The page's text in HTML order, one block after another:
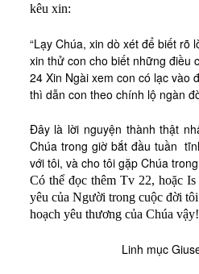
kêu xin:
“Lạy Chúa, xin dò xét để biết rõ
xin thử con cho biết những điều
24 Xin Ngài xem con có lạc vào
thì dẫn con theo chính lộ ngàn
Đây là lời nguyện thành thật
Chúa trong giờ bắt đầu tuần
với tôi, và cho tôi gặp Chúa
Có thể đọc thêm Tv 22, hoặc
yêu của Người trong cuộc đời
hoạch yêu thương của Chúa vậy!
Linh mục